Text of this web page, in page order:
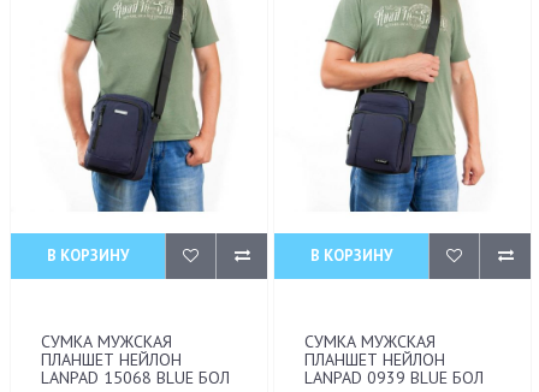
В КОРЗИНУ
СУМКА МУЖСКАЯ
ПЛАНШЕТ НЕЙЛОН
LANPAD 15068 BLUE БОЛ
В КОРЗИНУ
СУМКА МУЖСКАЯ
ПЛАНШЕТ НЕЙЛОН
LANPAD 0939 BLUE БОЛ